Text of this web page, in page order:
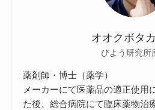
オオクボタ
びよう研究所
薬剤師・博士（薬学）
メーカーにて医薬品の適正使用
た後、総合病院にて臨床薬物治